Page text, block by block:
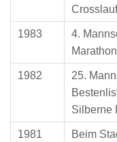
Crosslauf
1983
4.
1982
25.
Silberne
1981
Beim